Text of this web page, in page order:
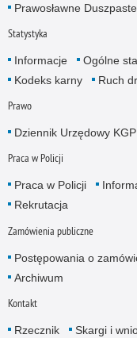
Prawosławne
Statystyka
Informacje Ogólne
Kodeks karny
Ruch
Prawo
Dziennik Urzędowy KGP
Praca w Policji
Praca w Policji
Rekrutacja
Zamówienia publiczne
Postępowania o
Archiwum
Kontakt
Rzecznik Skargi i